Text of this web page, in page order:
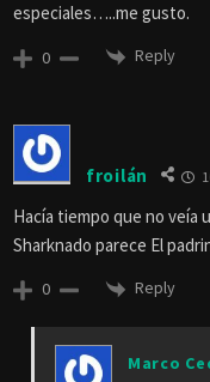
especiales…..me gusto.
0 Reply
froilán
Hacía tiempo que no veía
Sharknado parece El
0 Reply
Marco